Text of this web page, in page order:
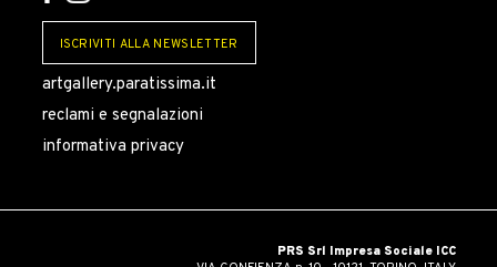
ISCRIVITI ALLA NEWSLETTER
artgallery.paratissima.it
reclami e segnalazioni
informativa privacy
PRS Srl Impresa Sociale ICC